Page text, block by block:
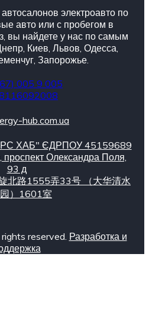
электроавто по
авто или с пробегом в
вы найдете у нас по самым
Киев, Львов, Одесса,
Запорожье.
005 9 005
hub.com.ua
ХАБ" ЄДРПОУ 45159689
проспект Олександра Поля,
93 д
北路1555弄33号 （大华清水
）1601室
reserved. Разработка и